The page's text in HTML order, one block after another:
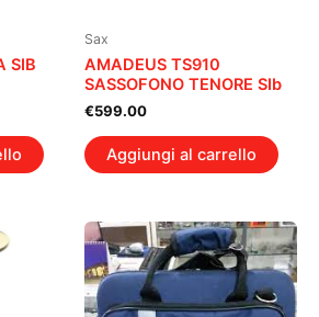
SIB
Sax
AMADEUS TS910
SASSOFONO TENORE SIb
€599.00
Aggiungi al carrello